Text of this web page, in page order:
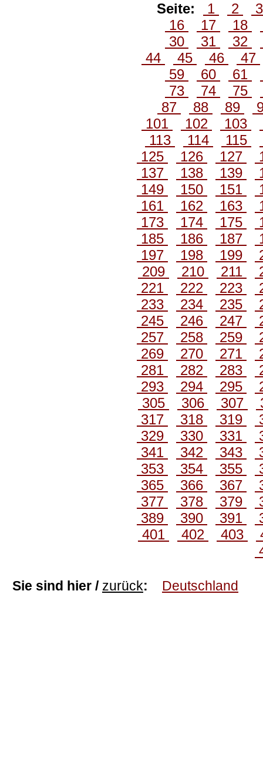
Seite: 1 2
16
17 18
30
31 32
44
45 46
47
59
60 61
73
74 75
87
88 89
101
102 103
113
114 115
125
126 127
137
138 139
149
150 151
161
162 163
173
174 175
185
186 187
197
198 199
209
210 211
221
222 223
233
234 235
245
246 247
257
258 259
269
270 271
281
282 283
293
294 295
305
306 307
317
318 319
329
330 331
341
342 343
353
354 355
365
366 367
377
378 379
389
390 391
401
402 403
Sie sind hier / zurück: Deutschland